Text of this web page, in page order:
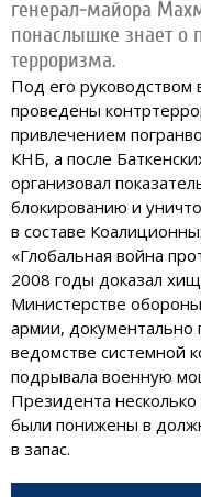
генерал-майора
понаслышке знает о
терроризма.
Под его руководством
проведены
привлечением
КНБ, а после
организовал
блокированию и
в составе
«Глобальная война
2008 годы доказал
Министерстве
армии, документально
ведомстве системной
подрывала военную
Президента
были понижены в
в запас.